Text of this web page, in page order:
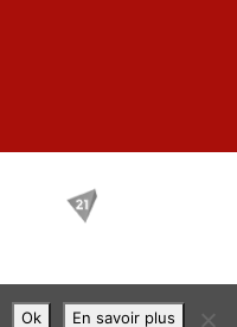
Ok En savoir plus